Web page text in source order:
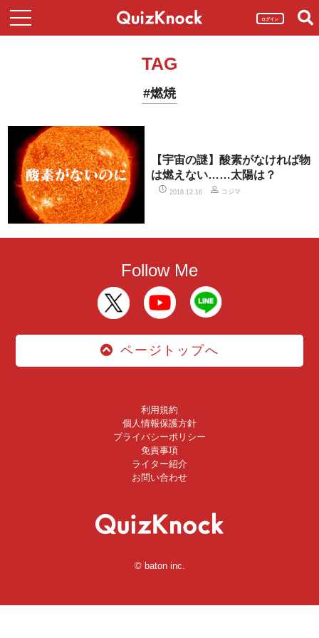
ログイン
TAG
#燃焼
【宇宙の謎】酸素がなければ物
は燃えない……太陽は？
2018.12.16 コジマ
Follow Me
ページトップへ
利用規約
個人情報保護方針
プライバシーポリシー
免責事項
ライター紹介
お問い合わせ
© baton inc.